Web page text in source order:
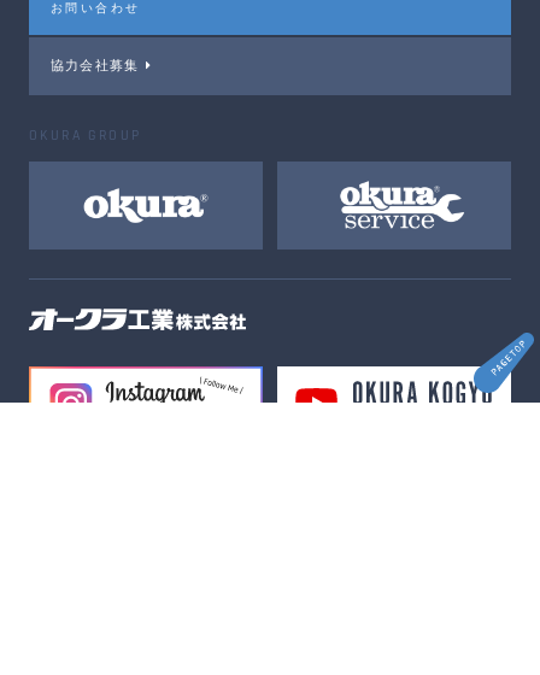
お問い合わせ
協力会社募集
OKURA GROUP